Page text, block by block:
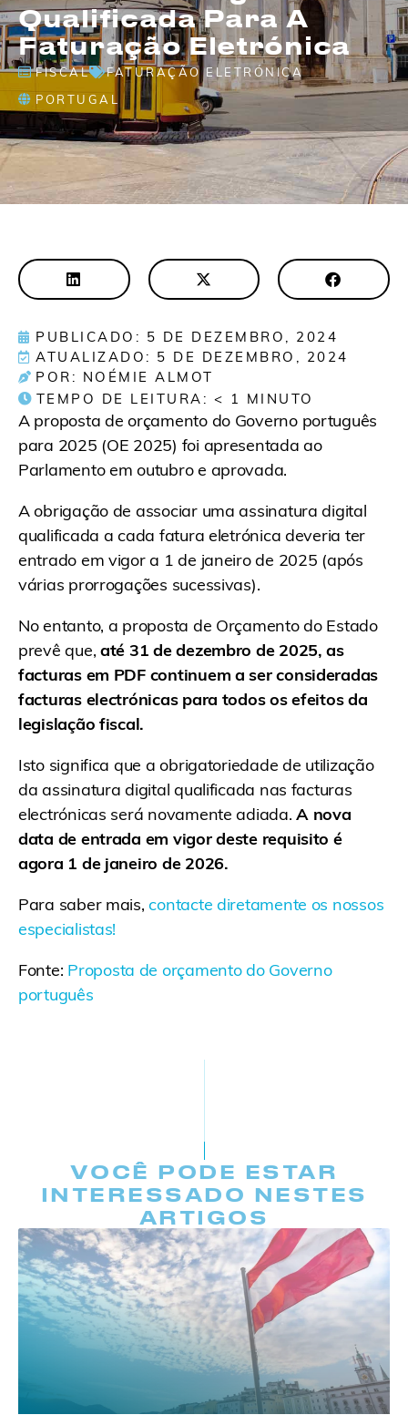
Qualificada Para A
Faturação Eletrónica
FISCAL
FATURAÇÃO ELETRÓNICA
PORTUGAL
PUBLICADO: 5 DE DEZEMBRO, 2024
ATUALIZADO: 5 DE DEZEMBRO, 2024
POR: NOÉMIE ALMOT
TEMPO DE LEITURA: < 1 MINUTO
A proposta de orçamento do Governo português
para 2025 (OE 2025) foi apresentada ao
Parlamento em outubro e aprovada.
A obrigação de associar uma assinatura digital
qualificada a cada fatura eletrónica deveria ter
entrado em vigor a 1 de janeiro de 2025 (após
várias prorrogações sucessivas).
No entanto, a proposta de Orçamento do Estado
prevê que,até 31 de dezembro de 2025, as
facturas em PDF continuem a ser consideradas
facturas electrónicas para todos os efeitos da
legislação fiscal.
Isto significa que a obrigatoriedade de utilização
da assinatura digital qualificada nas facturas
electrónicas será novamente adiada.A nova
data de entrada em vigor deste requisito é
agora 1 de janeiro de 2026.
Para saber mais,contacte diretamente os nossos
especialistas!
Fonte: Proposta de orçamento do Governo
português
VOCÊ PODE ESTAR
INTERESSADO NESTES
ARTIGOS